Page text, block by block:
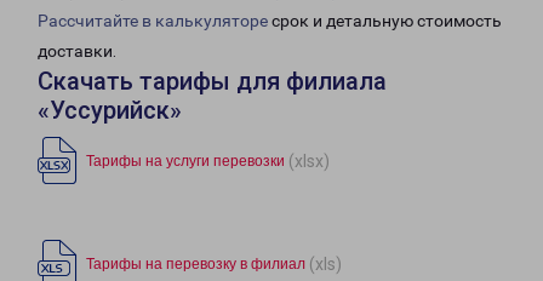
Рассчитайте в калькуляторесрок и детальную стоимость
доставки.
Скачать тарифы для филиала
«Уссурийск»
Тарифы на услуги перевозки (xlsx)
Тарифы на перевозку в филиал (xls)